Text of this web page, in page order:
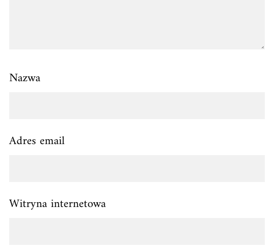
Nazwa
Adres email
Witryna internetowa